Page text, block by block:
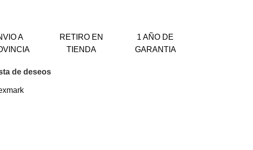
A
RETIRO EN
TIENDA
1 AÑO DE
GARANTIA
de deseos